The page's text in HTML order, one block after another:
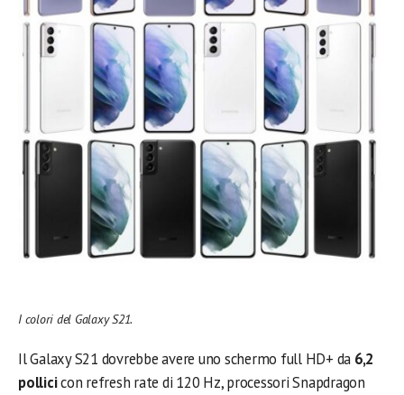
I colori del Galaxy S21.
Il Galaxy S21 dovrebbe avere uno schermo full HD+ da 6,2
pollicicon refresh rate di 120 Hz, processori Snapdragon